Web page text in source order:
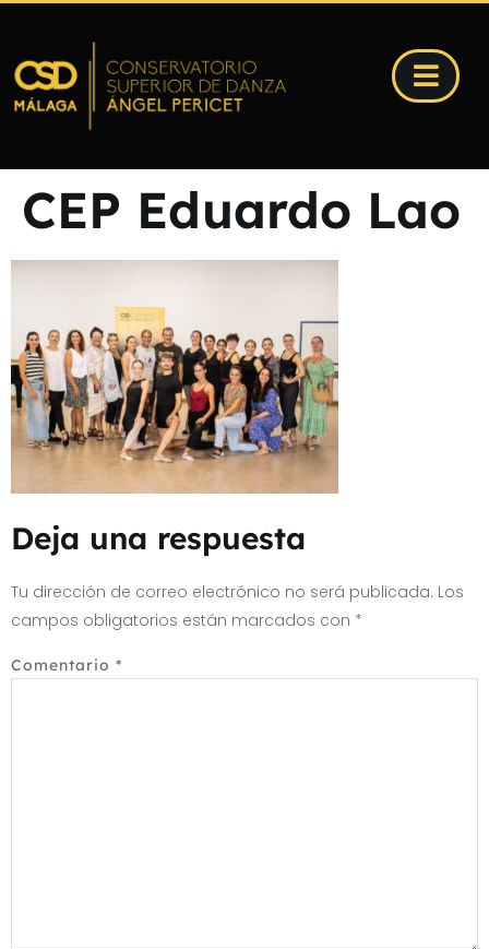
CEP Eduardo Lao
Deja una respuesta
Tu dirección de correo electrónico no será publicada. Los
campos obligatorios están marcados con *
Comentario *